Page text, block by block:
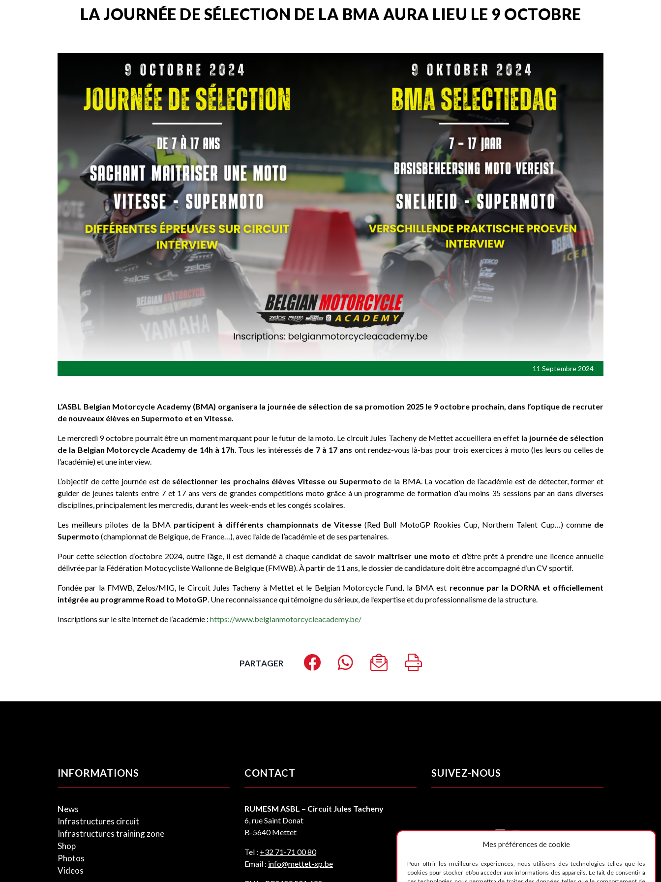
Mes préférences de cookie
Pour offrir les meilleures expériences, nous utilisons des technologies telles que les
cookies pour stocker et/ou accéder aux informations des appareils. Le fait de consentir à
LA JOURNÉE DE SÉLECTION DE LA BMA AURA LIEU LE 9 OCTOBRE
11 Septembre 2024
L’ASBL Belgian Motorcycle Academy (BMA) organisera la journée de sélection de sa promotion 2025 le 9 octobre prochain, dans l’optique de recruter
de nouveaux élèves en Supermoto et en Vitesse.
Le mercredi 9 octobre pourrait être un moment marquant pour le futur de la moto. Le circuit Jules Tacheny de Mettet accueillera en effet la journée de sélection
de la Belgian Motorcycle Academy de 14h à 17h. Tous les intéressés de 7 à 17 ans ont rendez-vous là-bas pour trois exercices à moto (les leurs ou celles de
l’académie) et une interview.
L’objectif de cette journée est de sélectionner les prochains élèves Vitesse ou Supermoto de la BMA. La vocation de l’académie est de détecter, former et
guider de jeunes talents entre 7 et 17 ans vers de grandes compétitions moto grâce à un programme de formation d’au moins 35 sessions par an dans diverses
disciplines, principalement les mercredis, durant les week-ends et les congés scolaires.
Les meilleurs pilotes de la BMA participent à différents championnats de Vitesse (Red Bull MotoGP Rookies Cup, Northern Talent Cup…) comme de
Supermoto (championnat de Belgique, de France…), avec l’aide de l’académie et de ses partenaires.
Pour cette sélection d’octobre 2024, outre l’âge, il est demandé à chaque candidat de savoir maîtriser une moto et d’être prêt à prendre une licence annuelle
délivrée par la Fédération Motocycliste Wallonne de Belgique (FMWB). À partir de 11 ans, le dossier de candidature doit être accompagné d’un CV sportif.
Fondée par la FMWB, Zelos/MIG, le Circuit Jules Tacheny à Mettet et le Belgian Motorcycle Fund, la BMA est reconnue par la DORNA et officiellement
intégrée au programme Road to MotoGP. Une reconnaissance qui témoigne du sérieux, de l’expertise et du professionnalisme de la structure.
Inscriptions sur le site internet de l’académie : https://www.belgianmotorcycleacademy.be/
PARTAGER
INFORMATIONS
News
Infrastructures circuit
Infrastructures training zone
Shop
Photos
Videos
CONTACT
RUMESM ASBL – Circuit Jules Tacheny
6, rue Saint Donat
B-5640 Mettet
Tel : +32 71-71 00 80
Email : info@mettet-xp.be
SUIVEZ-NOUS